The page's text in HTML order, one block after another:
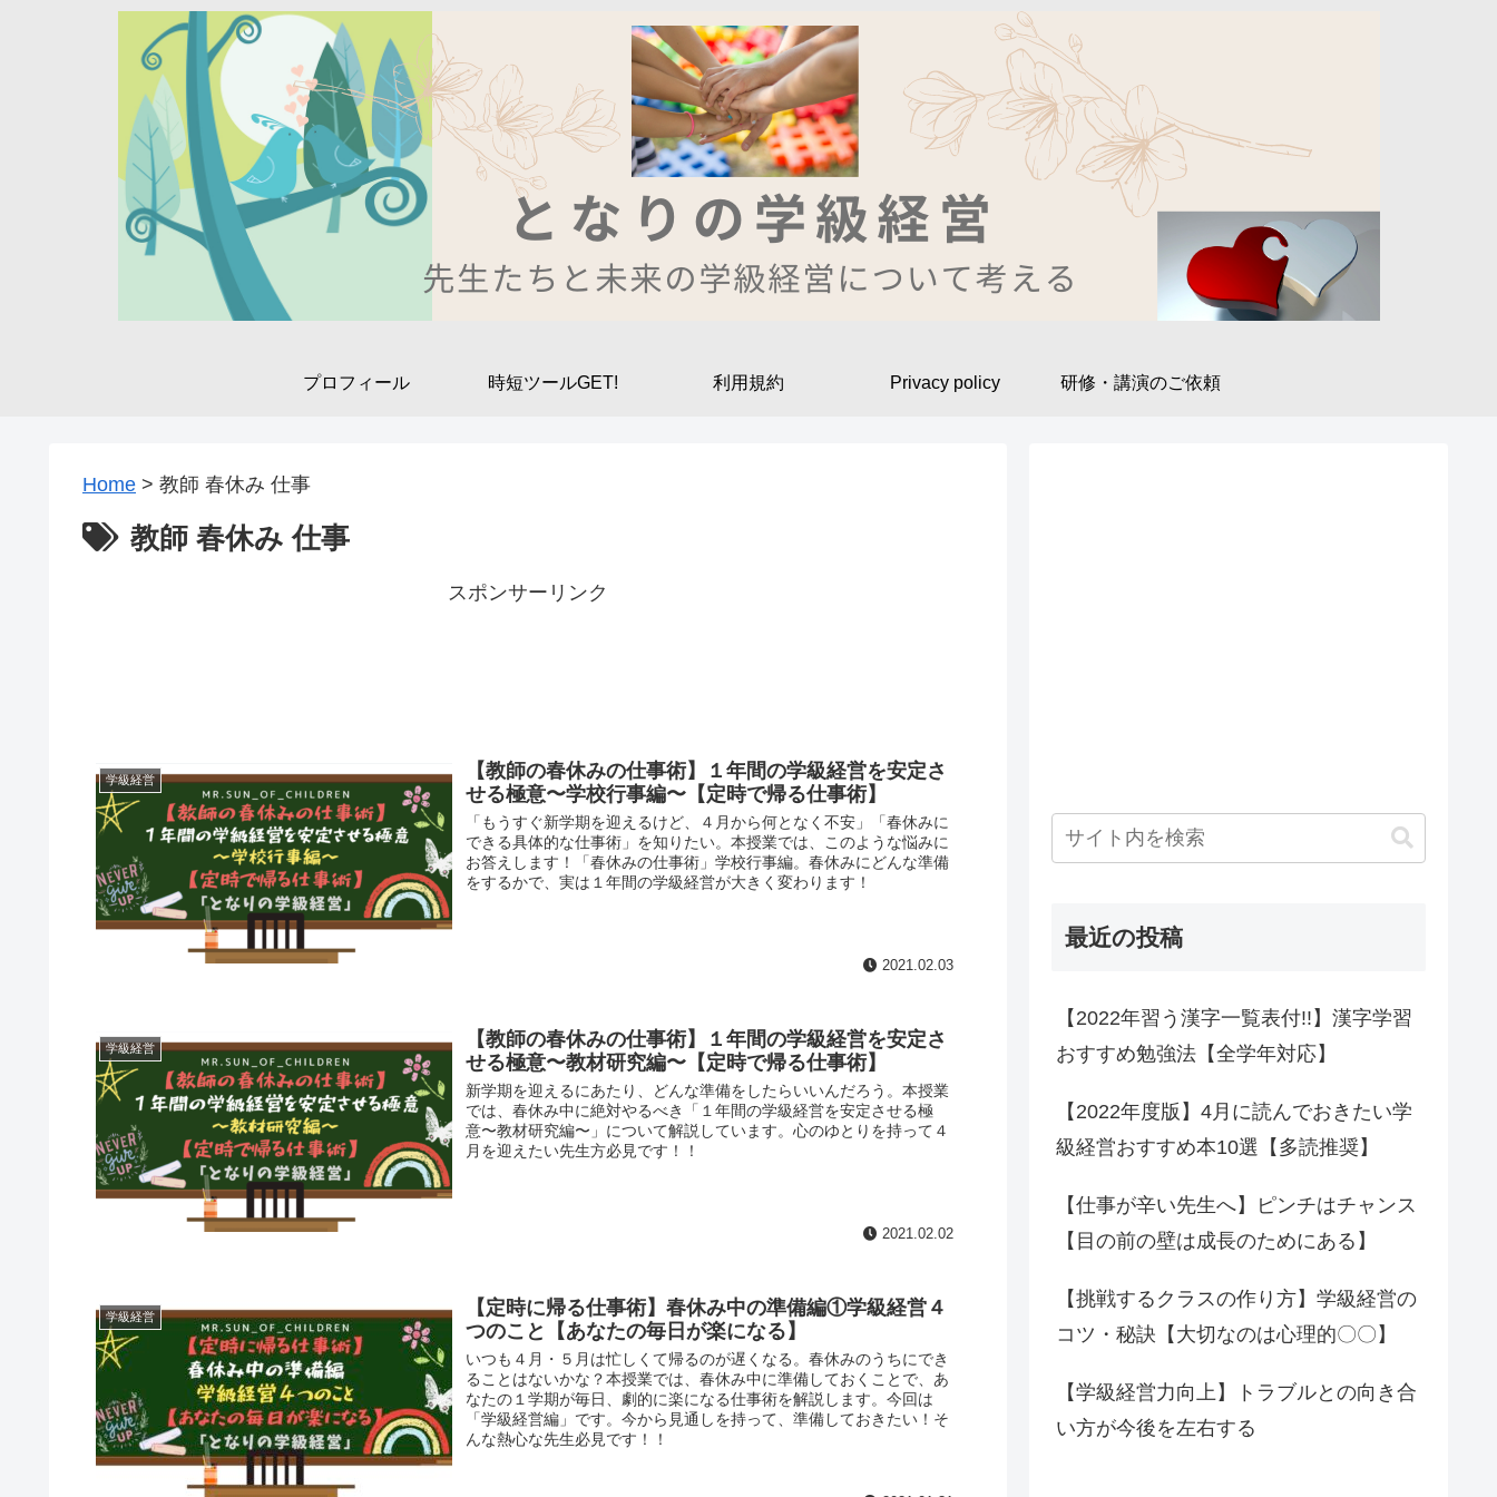
プロフィール 時短ツールGET! 利用規約 Privacy policy 研修・講演のご依頼
Home > 教師 春休み 仕事
教師 春休み 仕事
スポンサーリンク
学級経営
【教師の春休みの仕事術】１年間の学級経営を安定さ
せる極意〜学校行事編〜【定時で帰る仕事術】
「もうすぐ新学期を迎えるけど、４月から何となく不安」「春休みに
できる具体的な仕事術」を知りたい。本授業では、このような悩みに
お答えします！「春休みの仕事術」学校行事編。春休みにどんな準備
をするかで、実は１年間の学級経営が大きく変わります！
2021.02.03
学級経営
【教師の春休みの仕事術】１年間の学級経営を安定さ
せる極意〜教材研究編〜【定時で帰る仕事術】
新学期を迎えるにあたり、どんな準備をしたらいいんだろう。本授業
では、春休み中に絶対やるべき「１年間の学級経営を安定させる極
意〜教材研究編〜」について解説しています。心のゆとりを持って４
月を迎えたい先生方必見です！！
2021.02.02
学級経営
【定時に帰る仕事術】春休み中の準備編①学級経営４
つのこと【あなたの毎日が楽になる】
いつも４月・５月は忙しくて帰るのが遅くなる。春休みのうちにでき
ることはないかな？本授業では、春休み中に準備しておくことで、あ
なたの１学期が毎日、劇的に楽になる仕事術を解説します。今回は
「学級経営編」です。今から見通しを持って、準備しておきたい！そ
んな熱心な先生必見です！！
最近の投稿
【2022年習う漢字一覧表付!!】漢字学習
おすすめ勉強法【全学年対応】
【2022年度版】4月に読んでおきたい学
級経営おすすめ本10選【多読推奨】
【仕事が辛い先生へ】ピンチはチャンス
【目の前の壁は成長のためにある】
【挑戦するクラスの作り方】学級経営の
コツ・秘訣【大切なのは心理的〇〇】
【学級経営力向上】トラブルとの向き合
い方が今後を左右する